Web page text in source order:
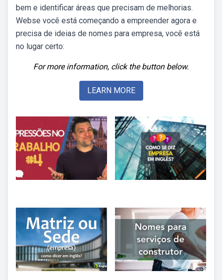
bem e identificar áreas que precisam de melhorias.
Webse você está começando a empreender agora e
precisa de ideias de nomes para empresa, você está
no lugar certo:
For more information, click the button below.
LEARN MORE